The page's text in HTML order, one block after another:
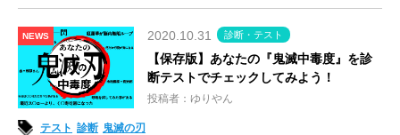
NEWS 2020.10.31 診断・テスト
【保存版】あなたの『鬼滅中毒度』を診
断テストでチェックしてみよう！
投稿者：ゆりやん
テスト 診断 鬼滅の刃